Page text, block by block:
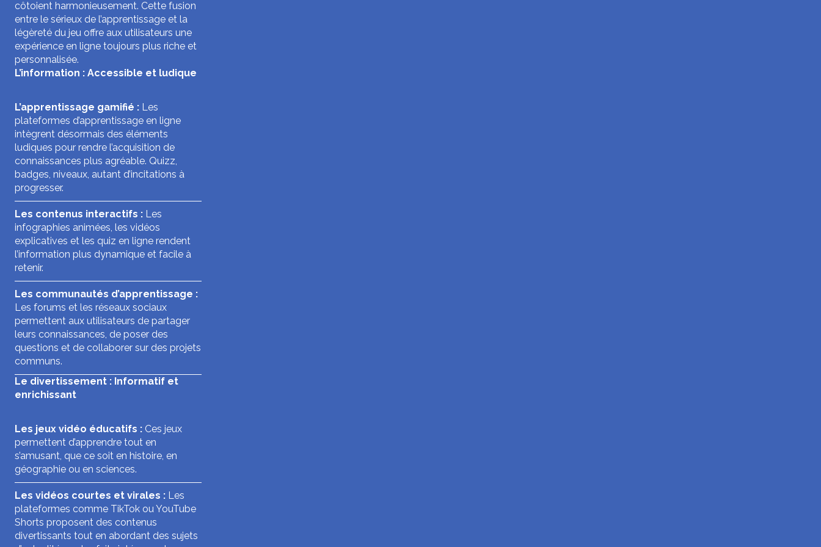
côtoient harmonieusement. Cette fusion
entre le sérieux de l’apprentissage et la
légèreté du jeu offre aux utilisateurs une
expérience en ligne toujours plus riche et
personnalisée.
L’information : Accessible et ludique
L’apprentissage gamifié : Les
plateformes d’apprentissage en ligne
intègrent désormais des éléments
ludiques pour rendre l’acquisition de
connaissances plus agréable. Quizz,
badges, niveaux, autant d’incitations à
progresser.
Les contenus interactifs : Les
infographies animées, les vidéos
explicatives et les quiz en ligne rendent
l’information plus dynamique et facile à
retenir.
Les communautés d’apprentissage :
Les forums et les réseaux sociaux
permettent aux utilisateurs de partager
leurs connaissances, de poser des
questions et de collaborer sur des projets
communs.
Le divertissement : Informatif et
enrichissant
Les jeux vidéo éducatifs : Ces jeux
permettent d’apprendre tout en
s’amusant, que ce soit en histoire, en
géographie ou en sciences.
Les vidéos courtes et virales : Les
plateformes comme TikTok ou YouTube
Shorts proposent des contenus
divertissants tout en abordant des sujets